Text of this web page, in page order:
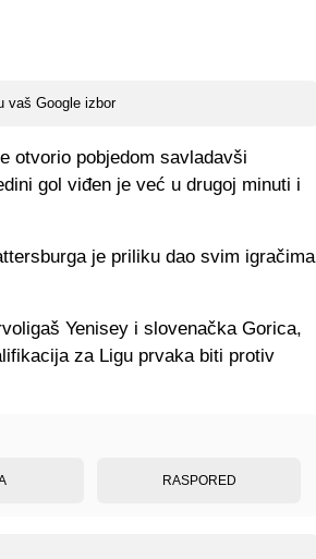
vaš Google izbor
otvorio pobjedom savladavši
gol viđen je već u drugoj minuti i
je priliku dao svim igračima
Yenisey i slovenačka Gorica,
za Ligu prvaka biti protiv
RASPORED